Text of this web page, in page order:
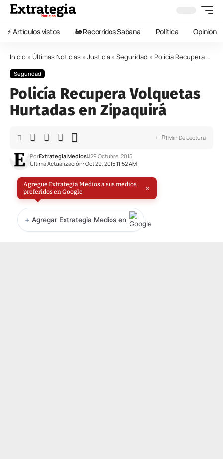
⚡️ Artículos vistos 🚂 Recorridos Sabana Política Opinión
Inicio » Últimas Noticias » Justicia » Seguridad » Policía Recupera Volquetas Hurtadas en Zipaquirá
Seguridad
Policía Recupera Volquetas
Hurtadas en Zipaquirá
Última Actualización: Oct 29, 2015 11:52 AM
PorExtrategia Medios 29 Octubre, 2015
1 Min De Lectura
Agregue Extrategia Medios a sus medios
preferidos en Google
×
+ Agregar Extrategia Medios en